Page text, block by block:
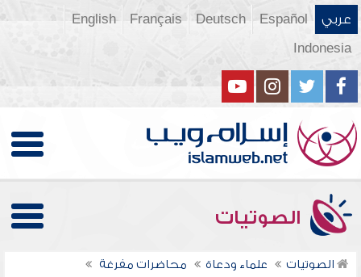
عربي Español
Deutsch
Français
English
Indonesia
الصوتيات
الصوتيات علماء ودعاة
محاضرات مفرغة